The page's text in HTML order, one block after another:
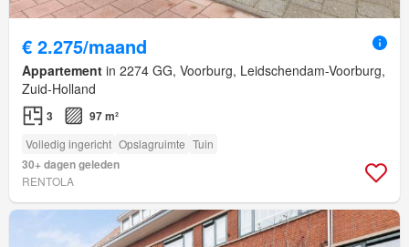
€ 2.275/maand
Appartement in 2274 GG, Voorburg, Leidschendam-Voorburg,
Zuid-Holland
3 97 m²
Volledig ingericht Opslagruimte Tuin
30+ dagen geleden
RENTOLA